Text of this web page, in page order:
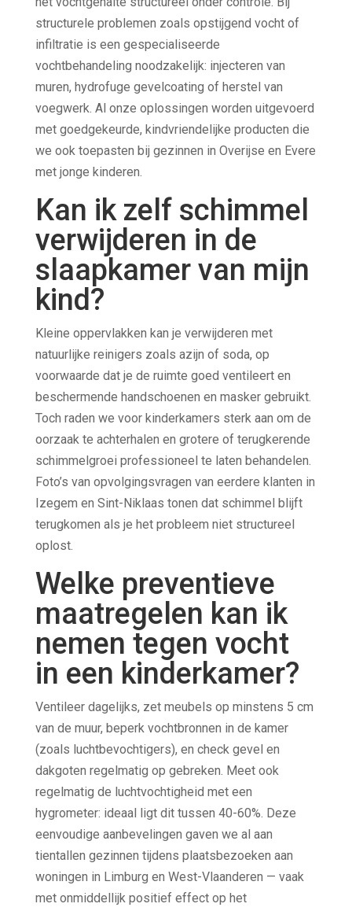
structurele problemen zoals opstijgend vocht of
infiltratie is een gespecialiseerde
vochtbehandeling noodzakelijk: injecteren van
muren, hydrofuge gevelcoating of herstel van
voegwerk. Al onze oplossingen worden uitgevoerd
met goedgekeurde, kindvriendelijke producten die
we ook toepasten bij gezinnen in Overijse en Evere
met jonge kinderen.
Kan ik zelf schimmel
verwijderen in de
slaapkamer van mijn
kind?
Kleine oppervlakken kan je verwijderen met
natuurlijke reinigers zoals azijn of soda, op
voorwaarde dat je de ruimte goed ventileert en
beschermende handschoenen en masker gebruikt.
Toch raden we voor kinderkamers sterk aan om de
oorzaak te achterhalen en grotere of terugkerende
schimmelgroei professioneel te laten behandelen.
Foto’s van opvolgingsvragen van eerdere klanten in
Izegem en Sint-Niklaas tonen dat schimmel blijft
terugkomen als je het probleem niet structureel
oplost.
Welke preventieve
maatregelen kan ik
nemen tegen vocht
in een kinderkamer?
Ventileer dagelijks, zet meubels op minstens 5 cm
van de muur, beperk vochtbronnen in de kamer
(zoals luchtbevochtigers), en check gevel en
dakgoten regelmatig op gebreken. Meet ook
regelmatig de luchtvochtigheid met een
hygrometer: ideaal ligt dit tussen 40-60%. Deze
eenvoudige aanbevelingen gaven we al aan
tientallen gezinnen tijdens plaatsbezoeken aan
woningen in Limburg en West-Vlaanderen — vaak
met onmiddellijk positief effect op het